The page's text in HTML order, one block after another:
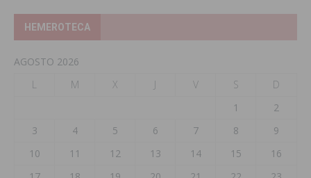
HEMEROTECA
AGOSTO 2026
L
M X J V S
D
1
2
3
4 5 6 7 8
9
10
11 12 13 14 15
16